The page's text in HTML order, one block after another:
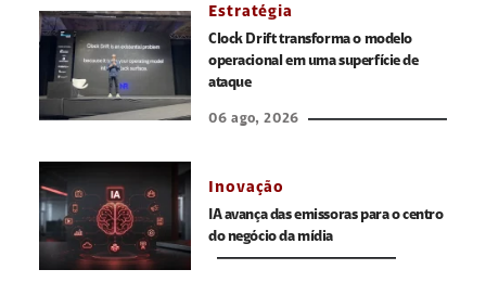
Estratégia
Clock Drift transforma o modelo
operacional em uma superfície de
ataque
06 ago, 2026
Inovação
IA avança das emissoras para o centro
do negócio da mídia